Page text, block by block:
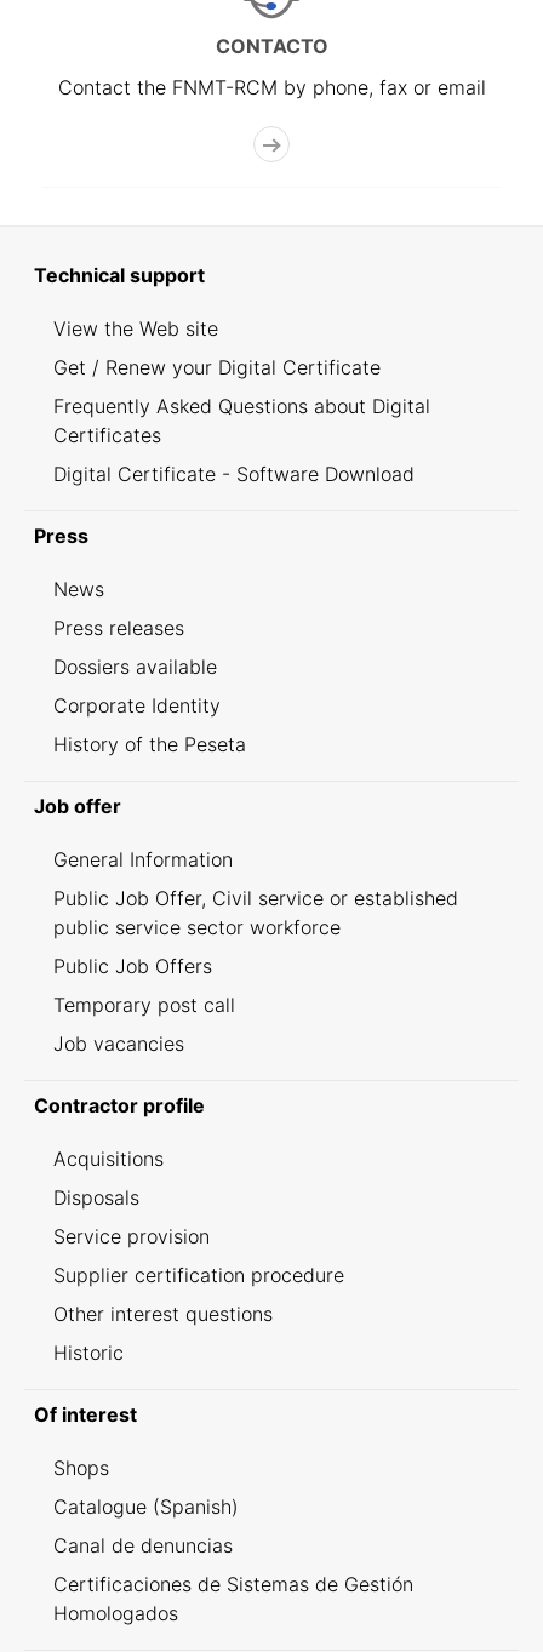
CONTACTO
Contact the FNMT-RCM by phone, fax or email
Technical support
View the Web site
Get / Renew your Digital Certificate
Frequently Asked Questions about Digital
Certificates
Digital Certificate - Software Download
Press
News
Press releases
Dossiers available
Corporate Identity
History of the Peseta
Job offer
General Information
Public Job Offer, Civil service or established
public service sector workforce
Public Job Offers
Temporary post call
Job vacancies
Contractor profile
Acquisitions
Disposals
Service provision
Supplier certification procedure
Other interest questions
Historic
Of interest
Shops
Catalogue (Spanish)
Canal de denuncias
Certificaciones de Sistemas de Gestión
Homologados